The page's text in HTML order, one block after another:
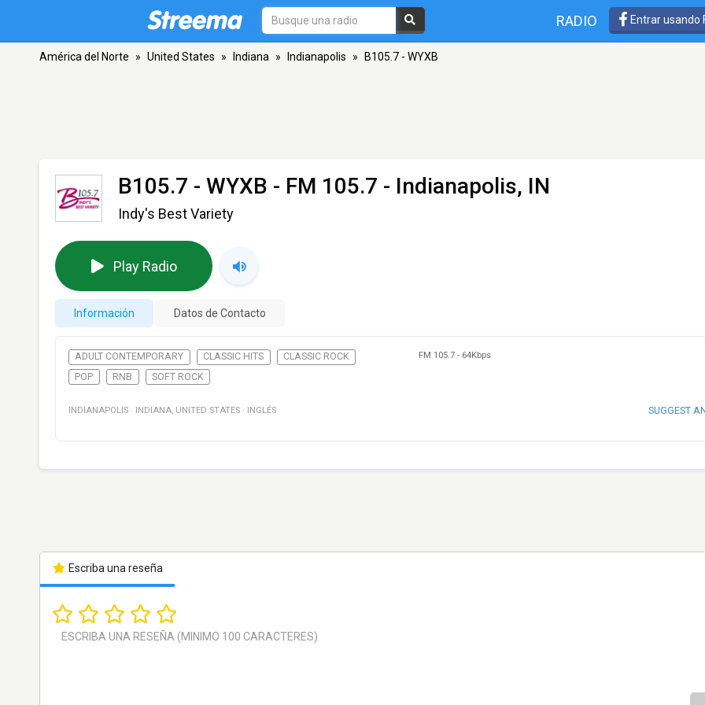
RADIO Entrar usando
América del Norte » United States » Indiana » Indianapolis » B105.7 - WYXB
B105.7 - WYXB - FM 105.7 - Indianapolis, IN
Indy's Best Variety
Play Radio
Información Datos de Contacto
ADULT CONTEMPORARY CLASSIC HITS
CLASSIC ROCK
POP
RNB SOFT ROCK
FM 105.7 - 64Kbps
INDIANAPOLIS · INDIANA, UNITED STATES · INGLÉS SUGGEST
Escriba una reseña